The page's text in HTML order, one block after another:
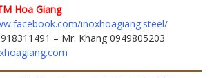
Hoa Giang
inoxhoagiang.steel/
– Mr. Khang 0949805203